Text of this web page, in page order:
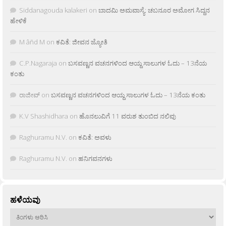
Siddanagouda kalakeri on ಬಾದಮಿ ಅಮವಾಸ್ಯೆ: ಚಬನೂರ ಅಮೋಗ ಸಿದ್ದನ
ಹೇಳಿಕೆ
M âñd M on ಕವಿತೆ: ಜೀವನ ಜ್ಯೋತಿ
C.P.Nagaraja on ಬಸವಣ್ಣನ ವಚನಗಳಿಂದ ಆಯ್ದ ಸಾಲುಗಳ ಓದು – 13ನೆಯ
ಕಂತು
ರಾಜೀವ್ on ಬಸವಣ್ಣನ ವಚನಗಳಿಂದ ಆಯ್ದ ಸಾಲುಗಳ ಓದು – 13ನೆಯ ಕಂತು
K.V Shashidhara on ಹೊನಲುವಿಗೆ 11 ವರುಶ ತುಂಬಿದ ನಲಿವು
Raghuramu N.V. on ಕವಿತೆ: ಅವಳು
Raghuramu N.V. on ಹನಿಗವನಗಳು
ಹಳೆಯವು
ಹಳೆಯವು